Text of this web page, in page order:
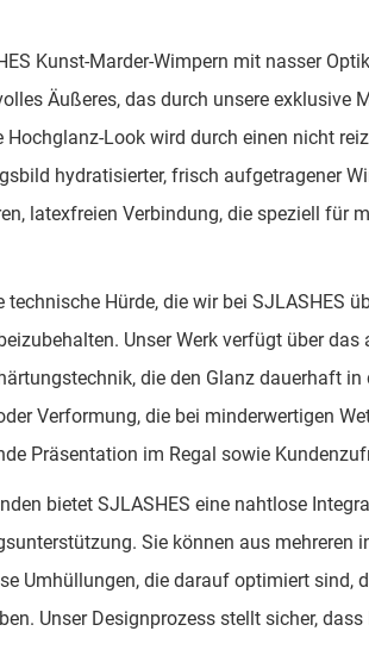
Kunst-Marder-Wimpern mit nasser
Äußeres, das durch unsere
Hochglanz-Look wird durch einen nicht
hydratisierter, frisch aufgetragener
latexfreien Verbindung, die speziell
technische Hürde, die wir bei SJLASHES
Unser Werk verfügt über
die den Glanz dauerhaft
Verformung, die bei minderwertigen
Präsentation im Regal sowie
bietet SJLASHES eine nahtlose
Sie können aus
Umhüllungen, die darauf optimiert sind,
Unser Designprozess stellt sicher,